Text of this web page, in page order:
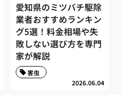
愛知県のミツバチ駆除
業者おすすめランキン
グ5選！料金相場や失
敗しない選び方を専門
家が解説
2026.06.04
害虫